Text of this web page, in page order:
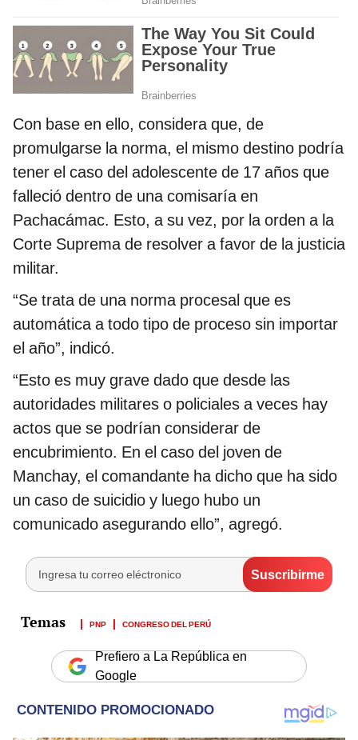
Con base en ello, considera que, de
promulgarse la norma, el mismo destino podría
tener el caso del adolescente de 17 años que
falleció dentro de una comisaría en
Pachacámac. Esto, a su vez, por la orden a la
Corte Suprema de resolver a favor de la justicia
militar.
“Se trata de una norma procesal que es
automática a todo tipo de proceso sin importar
el año”, indicó.
“Esto es muy grave dado que desde las
autoridades militares o policiales a veces hay
actos que se podrían considerar de
encubrimiento. En el caso del joven de
Manchay, el comandante ha dicho que ha sido
un caso de suicidio y luego hubo un
comunicado asegurando ello”, agregó.
PNP CONGRESO DEL PERÚ
Prefiero a La República en
Google